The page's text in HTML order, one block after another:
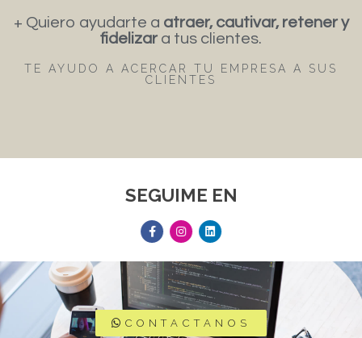
+ Quiero ayudarte a atraer, cautivar, retener y
fidelizar a tus clientes.
TE AYUDO A ACERCAR TU EMPRESA A SUS
CLIENTES
SEGUIME EN
CONTACTANOS